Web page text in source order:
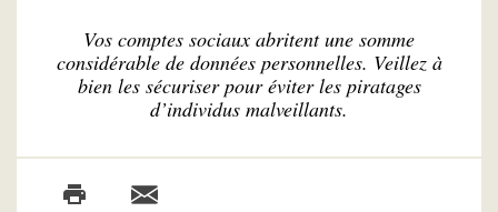
Vos comptes sociaux abritent une somme
considérable de données personnelles. Veillez à
bien les sécuriser pour éviter les piratages
d’individus malveillants.